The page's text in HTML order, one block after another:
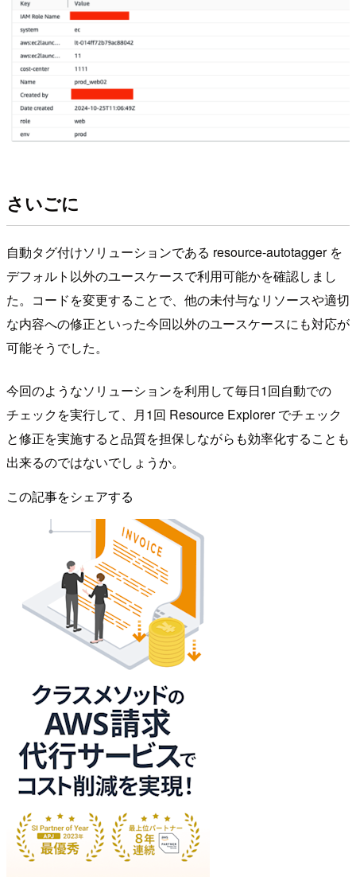
さいごに
自動タグ付けソリューションである resource-autotagger を
デフォルト以外のユースケースで利用可能かを確認しまし
た。コードを変更することで、他の未付与なリソースや適切
な内容への修正といった今回以外のユースケースにも対応が
可能そうでした。
今回のようなソリューションを利用して毎日1回自動での
チェックを実行して、月1回 Resource Explorer でチェック
と修正を実施すると品質を担保しながらも効率化することも
出来るのではないでしょうか。
この記事をシェアする